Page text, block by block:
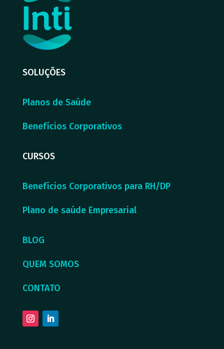
SOLUÇÕES
Planos de Saúde
Benefícios Corporativos
CURSOS
Benefícios Corporativos para RH/DP
Plano de saúde Empresarial
BLOG
QUEM SOMOS
CONTATO